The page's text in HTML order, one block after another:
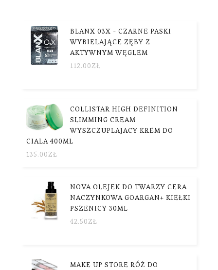
BLANX 03X - CZARNE PASKI
WYBIELAJĄCE ZĘBY Z
AKTYWNYM WĘGLEM
112.00ZŁ
COLLISTAR HIGH DEFINITION
SLIMMING CREAM
WYSZCZUPLAJACY KREM DO
CIALA 400ML
135.00ZŁ
NOVA OLEJEK DO TWARZY CERA
NACZYNKOWA GOARGAN+ KIEŁKI
PSZENICY 30ML
42.50ZŁ
MAKE UP STORE RÓŻ DO